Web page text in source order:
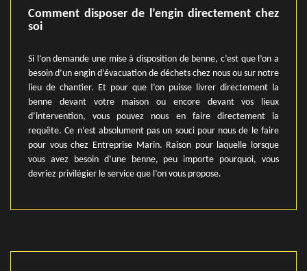
Comment disposer de l’engin directement chez
soi
Si l’on demande une mise à disposition de benne, c’est que l’on a
besoin d’un engin d’évacuation de déchets chez nous ou sur notre
lieu de chantier. Et pour que l’on puisse livrer directement la
benne devant votre maison ou encore devant vos lieux
d’intervention, vous pouvez nous en faire directement la
requête. Ce n’est absolument pas un souci pour nous de le faire
pour vous chez Entreprise Marin. Raison pour laquelle lorsque
vous avez besoin d’une benne, peu importe pourquoi, vous
devriez privilégier le service que l’on vous propose.